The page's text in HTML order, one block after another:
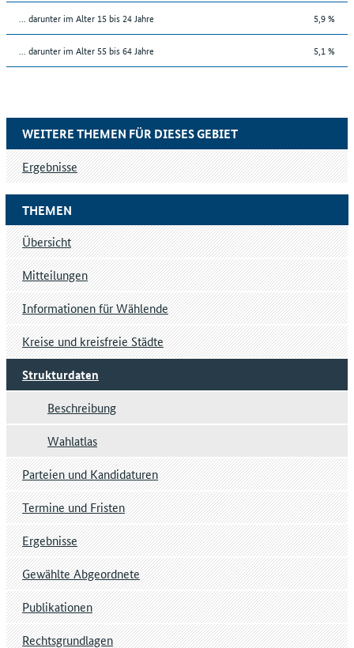
... darunter im Alter 15 bis 24 Jahre 5,9 %
... darunter im Alter 55 bis 64 Jahre 5,1 %
THEMEN
Übersicht
Mitteilungen
Informationen für Wählende
Kreise und kreisfreie Städte
Strukturdaten
Beschreibung
Wahlatlas
Parteien und Kandidaturen
Termine und Fristen
Ergebnisse
Gewählte Abgeordnete
Publikationen
Rechtsgrundlagen
WEITERE THEMEN FÜR DIESES GEBIET
Ergebnisse